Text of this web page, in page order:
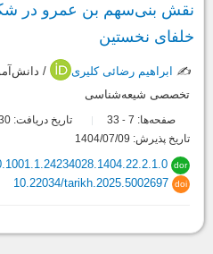
نقش‌ بنی‌سهم بن عمرو در
خلفای نخستین
✍️ ابراهیم رضائی کلیری
/
تخصصی شیعه‌شناسی
صفحه‌ها: 7
-
تاریخ دریافت: 1404/06/30
تاریخ پذیرش: 1404/07/09
dor
doi
10.22034/tarikh.2025.5002697